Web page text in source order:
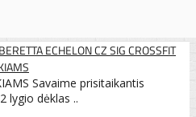
ECHELON CZ SIG CROSSFIT
Savaime prisitaikantis
lygio dėklas ..